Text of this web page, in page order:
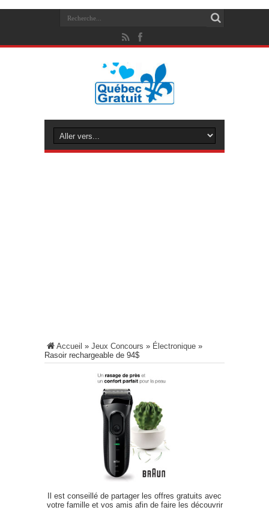
Accueil » Jeux Concours » Électronique »
Rasoir rechargeable de 94$
Il est conseillé de partager les offres gratuits avec
votre famille et vos amis afin de faire les découvrir